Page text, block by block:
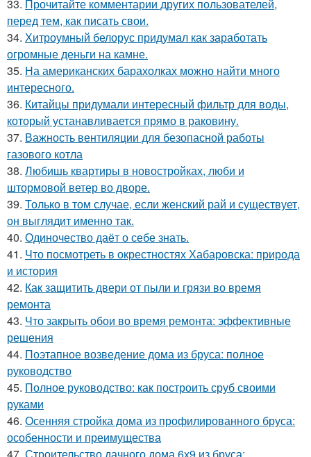
33. Прочитайте комментарии других пользователей,
перед тем, как писать свои.
34. Хитроумный белорус придумал как заработать
огромные деньги на камне.
35. На американских барахолках можно найти много
интересного.
36. Китайцы придумали интересный фильтр для воды,
который устанавливается прямо в раковину.
37. Важность вентиляции для безопасной работы
газового котла
38. Любишь квартиры в новостройках, люби и
штормовой ветер во дворе.
39. Только в том случае, если женский рай и существует,
он выглядит именно так.
40. Одиночество даёт о себе знать.
41. Что посмотреть в окрестностях Хабаровска: природа
и история
42. Как защитить двери от пыли и грязи во время
ремонта
43. Что закрыть обои во время ремонта: эффективные
решения
44. Поэтапное возведение дома из бруса: полное
руководство
45. Полное руководство: как построить сруб своими
руками
46. Осенняя стройка дома из профилированного бруса:
особенности и преимущества
47. Строительство дачного дома 6х9 из бруса: